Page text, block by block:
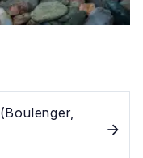
(Boulenger,